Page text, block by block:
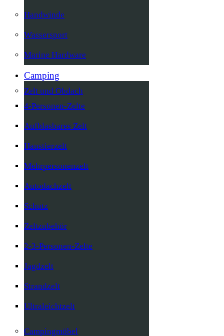
Handwinde
Wassersport
Marine Hardware
Camping
Zelt und Obdach
4-Personen-Zelte
Aufblasbares Zelt
Haustierzelt
Mehrpersonenzelt
Autodachzelt
Schutz
Zeltzubehör
2-3-Personen-Zelte
Jagdzelt
Strandzelt
Ultraleichtzelt
Campingmöbel